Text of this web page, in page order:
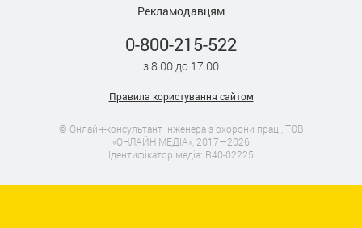
Рекламодавцям
0-800-215-522
з 8.00 до 17.00
Правила користування сайтом
© Онлайн-консультант інженера з охорони праці, ТОВ
«ОНЛАЙН МЕДІА», 2017—2026
Ідентифікатор медіа: R40-02225